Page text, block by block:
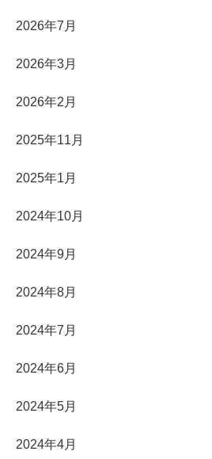
2026年7月
2026年3月
2026年2月
2025年11月
2025年1月
2024年10月
2024年9月
2024年8月
2024年7月
2024年6月
2024年5月
2024年4月